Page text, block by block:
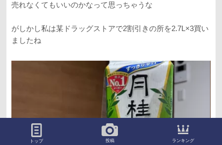
売れなくてもいいのかなって思っちゃうな
がしかし私は某ドラッグストアで2割引きの所を2.7L×3買い
ましたね
トップ 投稿 ランキング